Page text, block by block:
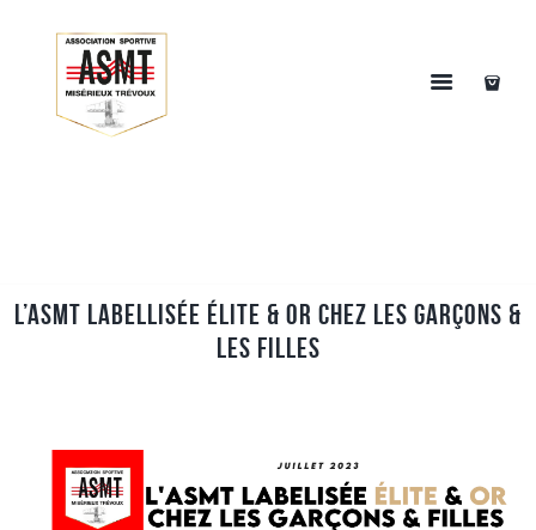
L’ASMT labellisée élite & or chez les garçons &
les filles